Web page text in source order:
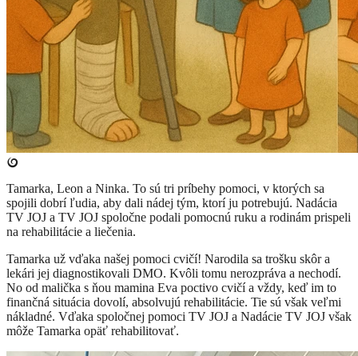
Tamarka, Leon a Ninka. To sú tri príbehy pomoci, v ktorých sa
spojili dobrí ľudia, aby dali nádej tým, ktorí ju potrebujú. Nadácia
TV JOJ a TV JOJ spoločne podali pomocnú ruku a rodinám prispeli
na rehabilitácie a liečenia.
Tamarka už vďaka našej pomoci cvičí! Narodila sa trošku skôr a
lekári jej diagnostikovali DMO. Kvôli tomu nerozpráva a nechodí.
No od malička s ňou mamina Eva poctivo cvičí a vždy, keď im to
finančná situácia dovolí, absolvujú rehabilitácie. Tie sú však veľmi
nákladné. Vďaka spoločnej pomoci TV JOJ a Nadácie TV JOJ však
môže Tamarka opäť rehabilitovať.